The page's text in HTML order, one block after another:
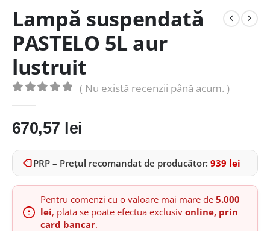
Lampă suspendată
PASTELO 5L aur
lustruit
( Nu există recenzii până acum. )
670,57 lei
PRP – Prețul recomandat de producător: 939 lei
Pentru comenzi cu o valoare mai mare de 5.000
lei, plata se poate efectua exclusiv online, prin
card bancar.